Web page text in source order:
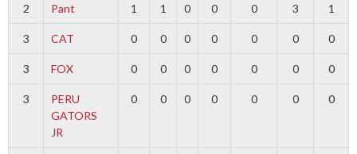
2 Pant 1 1 0 0 0 3 1
3 CAT 0 0 0 0 0 0 0
3 FOX 0 0 0 0 0 0 0
3
PERU
GATORS
JR
0 0 0 0 0 0 0